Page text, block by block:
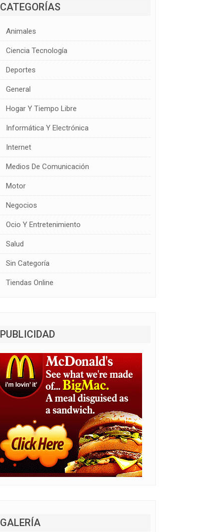
CATEGORÍAS
Animales
Ciencia Tecnología
Deportes
General
Hogar Y Tiempo Libre
Informática Y Electrónica
Internet
Medios De Comunicación
Motor
Negocios
Ocio Y Entretenimiento
Salud
Sin Categoría
Tiendas Online
PUBLICIDAD
GALERÍA